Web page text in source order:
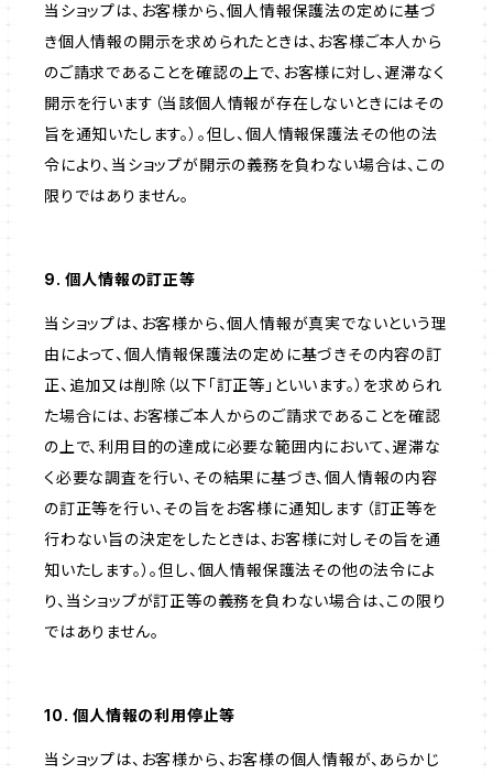
当ショップは、お客様から、個人情報保護法の定めに基づ
き個人情報の開示を求められたときは、お客様ご本人から
のご請求であることを確認の上で、お客様に対し、遅滞なく
開示を行います（当該個人情報が存在しないときにはその
旨を通知いたします。）。但し、個人情報保護法その他の法
令により、当ショップが開示の義務を負わない場合は、この
限りではありません。
9. 個人情報の訂正等
当ショップは、お客様から、個人情報が真実でないという理
由によって、個人情報保護法の定めに基づきその内容の訂
正、追加又は削除（以下「訂正等」といいます。）を求められ
た場合には、お客様ご本人からのご請求であることを確認
の上で、利用目的の達成に必要な範囲内において、遅滞な
く必要な調査を行い、その結果に基づき、個人情報の内容
の訂正等を行い、その旨をお客様に通知します（訂正等を
行わない旨の決定をしたときは、お客様に対しその旨を通
知いたします。）。但し、個人情報保護法その他の法令によ
り、当ショップが訂正等の義務を負わない場合は、この限り
ではありません。
10. 個人情報の利用停止等
当ショップは、お客様から、お客様の個人情報が、あらかじ